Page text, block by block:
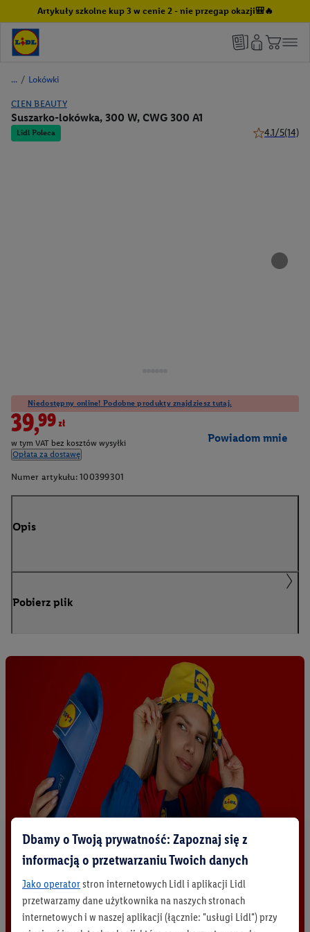
Artykuły szkolne kup 3 w cenie 2 - nie przegap okazji🎒🔥
/ Lokówki
CIEN BEAUTY
Suszarko-lokówka, 300 W, CWG 300 A1
Lidl Poleca 4.1/5(14)
Niedostępny online! Podobne produkty znajdziesz tutaj.
39,99zł
w tym VAT bez kosztów wysyłki
Opłata za dostawę
Powiadom mnie
Numer artykułu: 100399301
Opis
Pobierz plik
Dbamy o Twoją prywatność: Zapoznaj się z
informacją o przetwarzaniu Twoich danych
Jako operatorstron internetowych Lidl i aplikacji Lidl
przetwarzamy dane użytkownika na naszych stronach
internetowych i w naszej aplikacji (łącznie: "usługi Lidl") przy